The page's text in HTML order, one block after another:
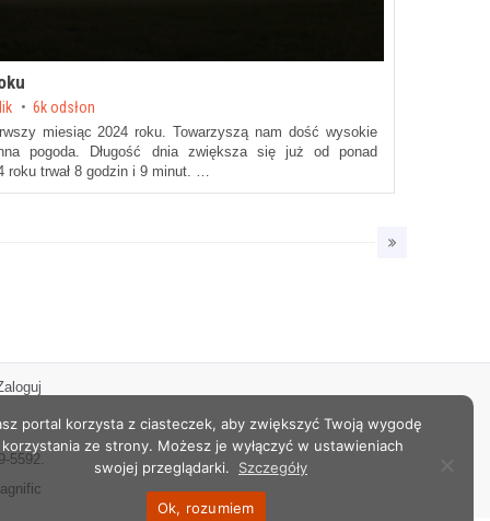
6k odsłon
miesiąc 2024 roku. Towarzyszą nam dość wysokie
pogoda. Długość dnia zwiększa się już od ponad
roku trwał 8 godzin i 9 minut. …
5592.
portal korzysta z ciasteczek, aby zwiększyć Twoją wygodę
korzystania ze strony. Możesz je wyłączyć w ustawieniach
swojej przeglądarki.
Szczegóły
Ok, rozumiem